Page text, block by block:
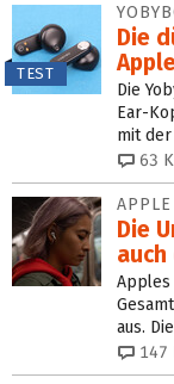
TEST
Die
Die
Ear-
mit
63
Die
auch
Apples
aus.
147